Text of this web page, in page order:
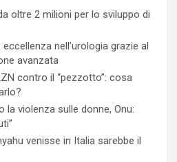
oltre 2 milioni per lo sviluppo di
nell’urologia grazie al
avanzata
contro il “pezzotto”: cosa
violenza sulle donne, Onu:
venisse in Italia sarebbe il